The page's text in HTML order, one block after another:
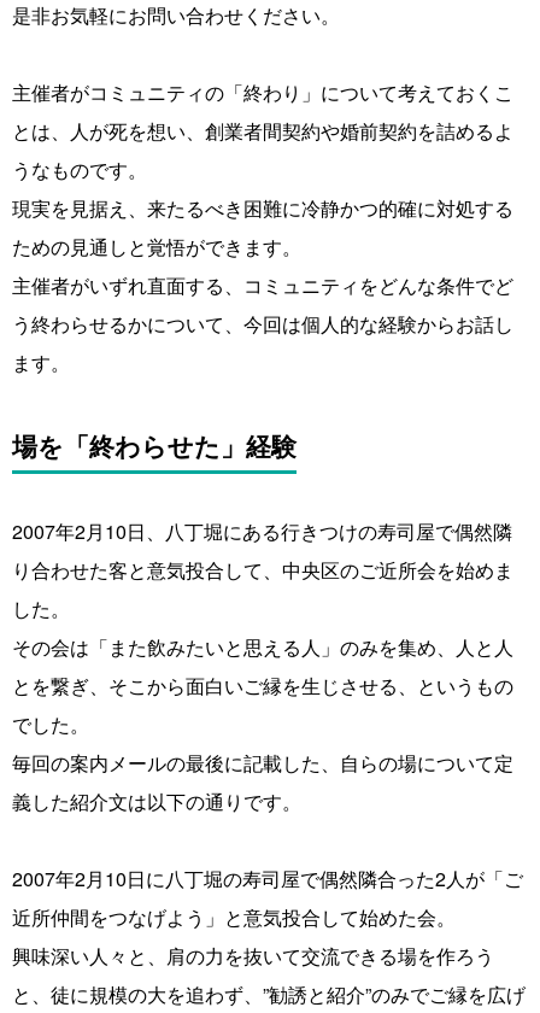
是非お気軽にお問い合わせください。
主催者がコミュニティの「終わり」について考えておくこ
とは、人が死を想い、創業者間契約や婚前契約を詰めるよ
うなものです。
現実を見据え、来たるべき困難に冷静かつ的確に対処する
ための見通しと覚悟ができます。
主催者がいずれ直面する、コミュニティをどんな条件でど
う終わらせるかについて、今回は個人的な経験からお話し
ます。
場を「終わらせた」経験
2007年2月10日、八丁堀にある行きつけの寿司屋で偶然隣
り合わせた客と意気投合して、中央区のご近所会を始めま
した。
その会は「また飲みたいと思える人」のみを集め、人と人
とを繋ぎ、そこから面白いご縁を生じさせる、というもの
でした。
毎回の案内メールの最後に記載した、自らの場について定
義した紹介文は以下の通りです。
2007年2月10日に八丁堀の寿司屋で偶然隣合った2人が「ご
近所仲間をつなげよう」と意気投合して始めた会。
興味深い人々と、肩の力を抜いて交流できる場を作ろう
と、徒に規模の大を追わず、”勧誘と紹介”のみでご縁を広げ